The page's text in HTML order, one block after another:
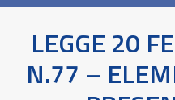
LEGGE 20
N.77 –